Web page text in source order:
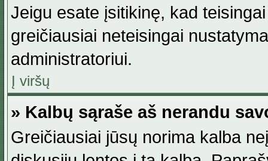
Jeigu esate įsitikinę, kad
greičiausiai neteisingai
administratoriui.
Į viršų
» Kalbų sąraše aš nerandu
Greičiausiai jūsų norima kalba